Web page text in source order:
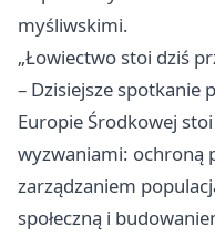
myśliwskimi.
„Łowiectwo stoi dziś
– Dzisiejsze spotkanie
Europie Środkowej
wyzwaniami: ochroną
zarządzaniem
społeczną i